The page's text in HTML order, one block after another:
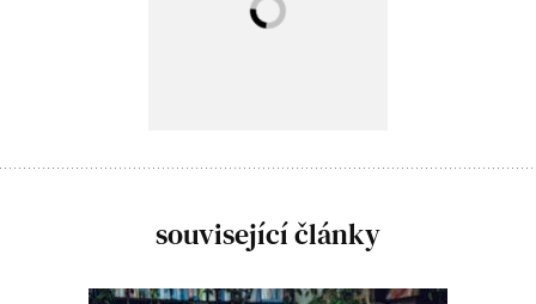
související články